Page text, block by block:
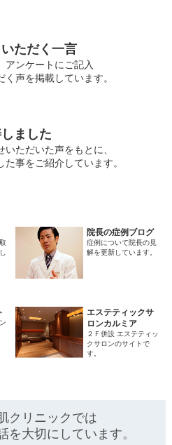
いただく一言
アンケートにご記入
く声を掲載しています。
ました
いただいた声をもとに、
た事をご紹介しています。
院長の症例ブログ
症例について院長の見
解を更新しています。
エステティックサ
ロンカルミア
２Ｆ併設 エステティッ
クサロンのサイトで
す。
クリニックでは
を大切にしています。